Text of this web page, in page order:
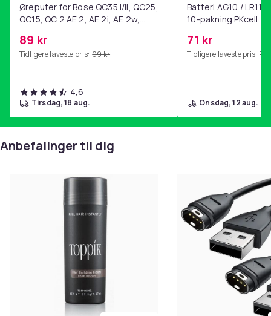
Øreputer for Bose QC35 I/II, QC25,
QC15, QC 2 AE 2, AE 2i, AE 2w,
89 kr
Tidligere laveste pris: 99 kr
4,6
tirsdag, 18 aug.
Batteri AG10 /
10-pakning PKcell
71 kr
Tidligere laveste pris: 76
onsdag, 12 aug.
Anbefalinger til dig